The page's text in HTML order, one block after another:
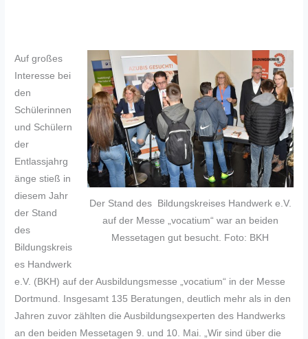
Der Stand des Bildungskreises Handwerk e.V.
auf der Messe „vocatium“ war an beiden
Messetagen gut besucht. Foto: BKH
Auf großes
Interesse bei
den
Schülerinnen
und Schülern
der
Entlassjahrg
änge stieß in
diesem Jahr
der Stand
des
Bildungskreis
es Handwerk
e.V. (BKH) auf der Ausbildungsmesse „vocatium“ in der Messe
Dortmund. Insgesamt 135 Beratungen, deutlich mehr als in den
Jahren zuvor zählten die Ausbildungsexperten des Handwerks
an den beiden Messetagen 9. und 10. Mai. „Wir sind über die